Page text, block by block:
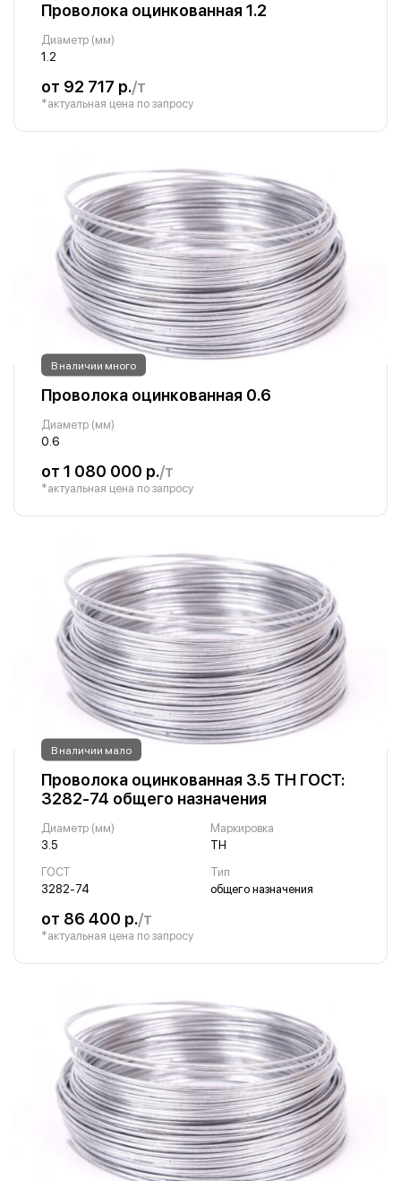
Проволока оцинкованная 1.2
Диаметр (мм)
1.2
от 92 717 р./т
*актуальная цена по запросу
В наличии много
Проволока оцинкованная 0.6
Диаметр (мм)
0.6
от 1 080 000 р./т
*актуальная цена по запросу
В наличии мало
Проволока оцинкованная 3.5 ТН ГОСТ:
3282-74 общего назначения
Диаметр (мм)
3.5
Маркировка
ТН
ГОСТ
3282-74
Тип
общего назначения
от 86 400 р./т
*актуальная цена по запросу